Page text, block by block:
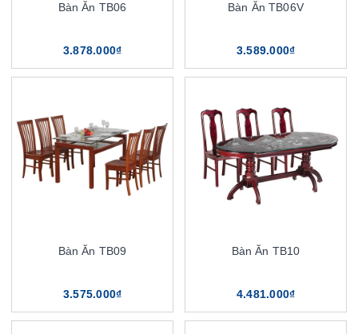
Bàn Ăn TB06
3.878.000₫
Bàn Ăn TB06V
3.589.000₫
Bàn Ăn TB09
3.575.000₫
Bàn Ăn TB10
4.481.000₫